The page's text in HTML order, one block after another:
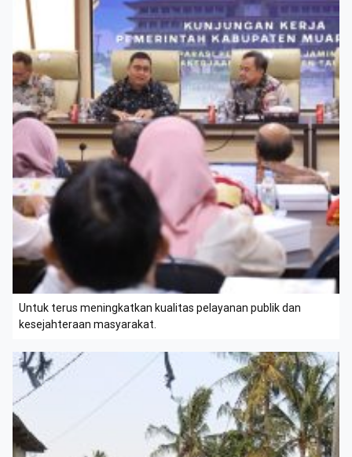
Untuk terus meningkatkan kualitas pelayanan publik dan
kesejahteraan masyarakat.